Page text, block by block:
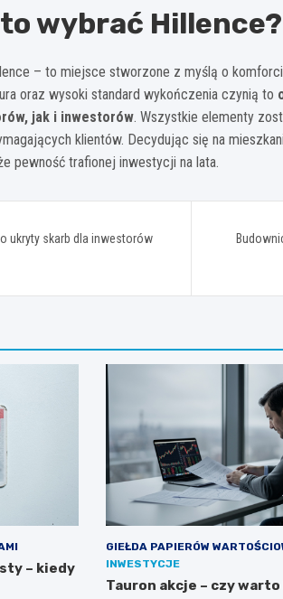
wybrać Hillence?
– to miejsce stworzone z myślą o
oraz wysoki standard wykończenia czynią to
jak i inwestorów. Wszystkie elementy
klientów. Decydując się na
pewność trafionej inwestycji na lata.
ukryty skarb dla inwestorów
– kiedy
GIEŁDA PAPIERÓW
INWESTYCJE
Tauron akcje – czy